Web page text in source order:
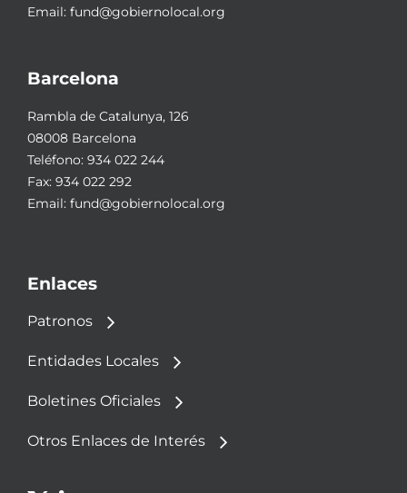
Email: fund@gobiernolocal.org
Barcelona
Rambla de Catalunya, 126
08008 Barcelona
Teléfono: 934 022 244
Fax: 934 022 292
Email: fund@gobiernolocal.org
Enlaces
Patronos
Entidades Locales
Boletines Oficiales
Otros Enlaces de Interés